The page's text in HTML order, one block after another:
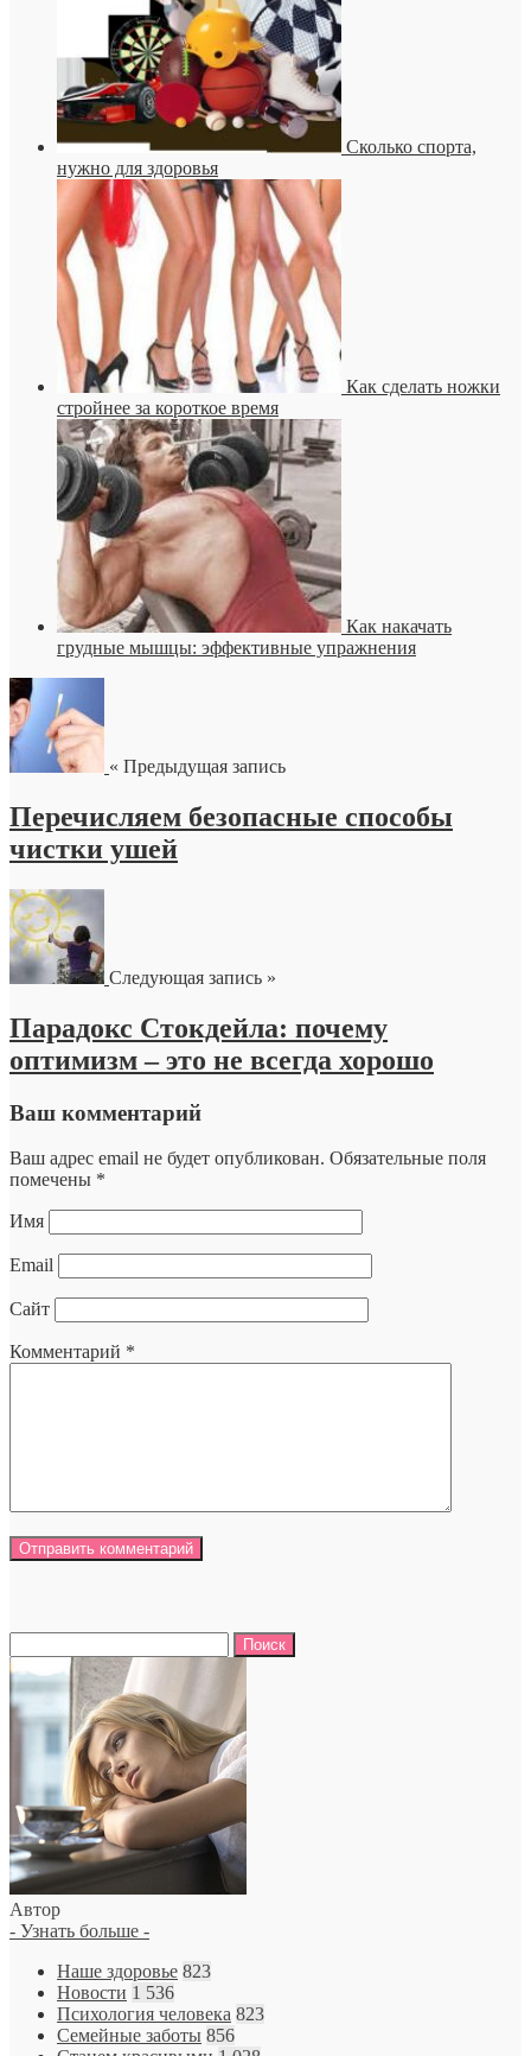
Сколько спорта,
нужно для здоровья
Как сделать ножки
стройнее за короткое время
Как накачать
грудные мышцы: эффективные упражнения
« Предыдущая запись
Перечисляем безопасные способы
чистки ушей
Следующая запись »
Парадокс Стокдейла: почему
оптимизм – это не всегда хорошо
Ваш комментарий
Ваш адрес email не будет опубликован. Обязательные поля
помечены *
Имя
Email
Сайт
Комментарий *
Автор
- Узнать больше -
Наше здоровье 823
Новости 1 536
Психология человека 823
Семейные заботы 856